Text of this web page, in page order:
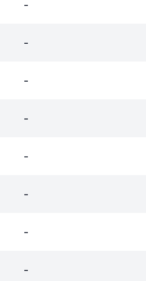
-
-
-
-
-
-
-
-